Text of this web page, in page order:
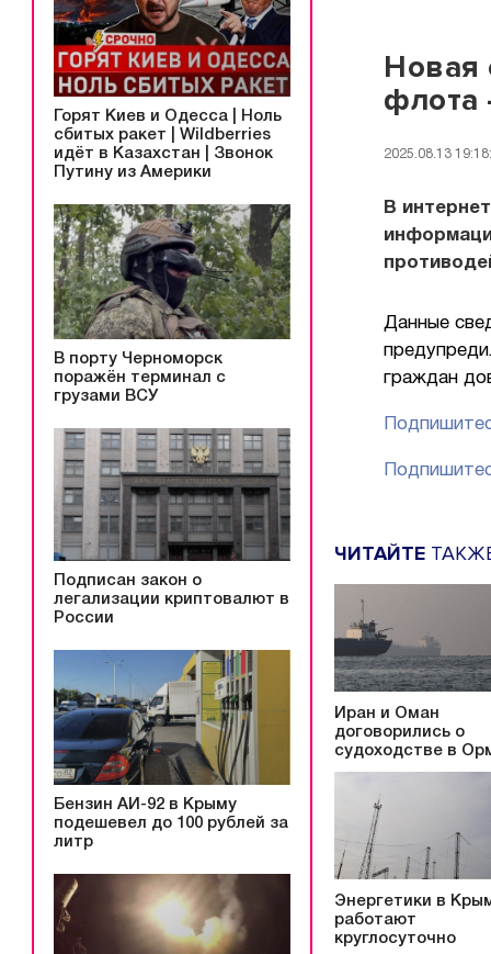
Горят Киев и Одесса | Ноль
сбитых ракет | Wildberries
идёт в Казахстан | Звонок
Путину из Америки
В порту Черноморск
поражён терминал с
грузами ВСУ
Подписан закон о
легализации криптовалют в
России
Бензин АИ-92 в Крыму
подешевел до 100 рублей за
литр
Новая
2025.08.13
В
Данные
граждан
ЧИТАЙТЕ
Иран и Оман
договорились о
судоходстве в
Энергетики в
работают
круглосуточно